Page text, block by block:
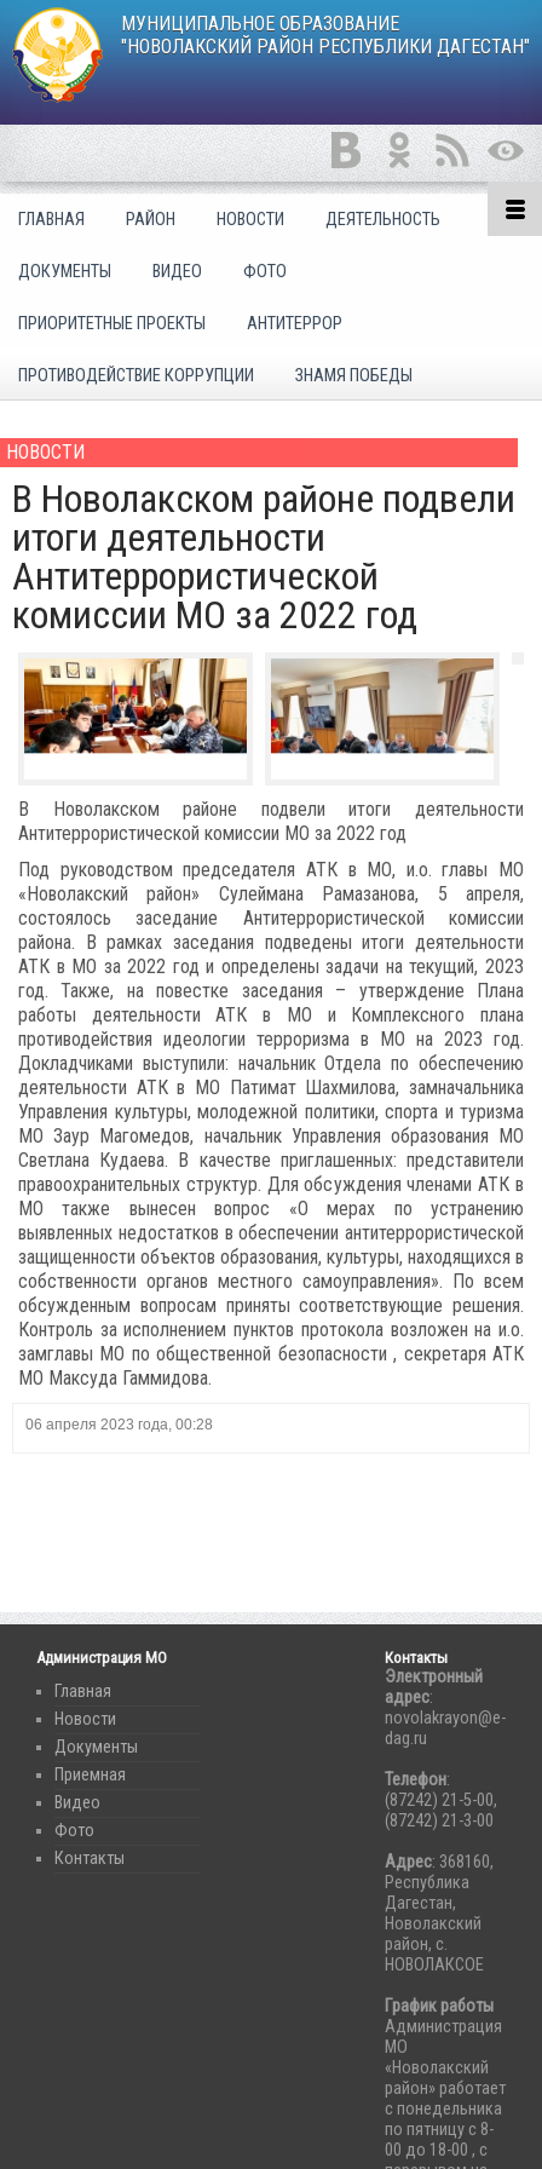
МУНИЦИПАЛЬНОЕ ОБРАЗОВАНИЕ
"НОВОЛАКСКИЙ РАЙОН РЕСПУБЛИКИ ДАГЕСТАН"
ГЛАВНАЯ РАЙОН НОВОСТИ ДЕЯТЕЛЬНОСТЬ
ДОКУМЕНТЫ ВИДЕО ФОТО
ПРИОРИТЕТНЫЕ ПРОЕКТЫ АНТИТЕРРОР
ПРОТИВОДЕЙСТВИЕ КОРРУПЦИИ ЗНАМЯ ПОБЕДЫ
НОВОСТИ
В Новолакском районе подвели
итоги деятельности
Антитеррористической
комиссии МО за 2022 год
В Новолакском районе подвели итоги деятельности
Антитеррористической комиссии МО за 2022 год
Под руководством председателя АТК в МО, и.о. главы МО
«Новолакский район» Сулеймана Рамазанова, 5 апреля,
состоялось заседание Антитеррористической комиссии
района. В рамках заседания подведены итоги деятельности
АТК в МО за 2022 год и определены задачи на текущий, 2023
год. Также, на повестке заседания – утверждение Плана
работы деятельности АТК в МО и Комплексного плана
противодействия идеологии терроризма в МО на 2023 год.
Докладчиками выступили: начальник Отдела по обеспечению
деятельности АТК в МО Патимат Шахмилова, замначальника
Управления культуры, молодежной политики, спорта и туризма
МО Заур Магомедов, начальник Управления образования МО
Светлана Кудаева. В качестве приглашенных: представители
правоохранительных структур. Для обсуждения членами АТК в
МО также вынесен вопрос «О мерах по устранению
выявленных недостатков в обеспечении антитеррористической
защищенности объектов образования, культуры, находящихся в
собственности органов местного самоуправления». По всем
обсужденным вопросам приняты соответствующие решения.
Контроль за исполнением пунктов протокола возложен на и.о.
замглавы МО по общественной безопасности , секретаря АТК
МО Максуда Гаммидова.
06 апреля 2023 года, 00:28
Администрация МО
Главная
Новости
Документы
Приемная
Видео
Фото
Контакты
Контакты
Электронный
адрес:
novolakrayon@e-
dag.ru
Телефон:
(87242) 21-5-00,
(87242) 21-3-00
Адрес: 368160,
Республика
Дагестан,
Новолакский
район, с.
НОВОЛАКСОЕ
График работы
Администрация
МО
«Новолакский
район» работает
с понедельника
по пятницу с 8-
00 до 18-00 , с